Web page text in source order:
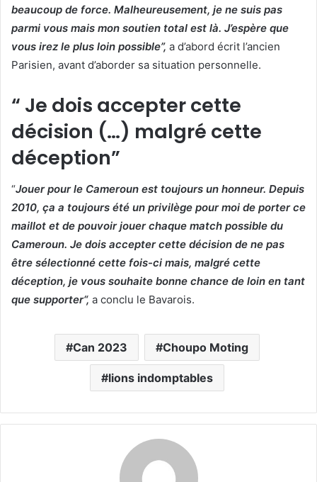
beaucoup de force. Malheureusement, je ne suis pas
parmi vous mais mon soutien total est là. J’espère que
vous irez le plus loin possible”, a d’abord écrit l’ancien
Parisien, avant d’aborder sa situation personnelle.
“ Je dois accepter cette
décision (…) malgré cette
déception”
“Jouer pour le Cameroun est toujours un honneur. Depuis
2010, ça a toujours été un privilège pour moi de porter ce
maillot et de pouvoir jouer chaque match possible du
Cameroun. Je dois accepter cette décision de ne pas
être sélectionné cette fois-ci mais, malgré cette
déception, je vous souhaite bonne chance de loin en tant
que supporter“, a conclu le Bavarois.
Can 2023 Choupo Moting
lions indomptables